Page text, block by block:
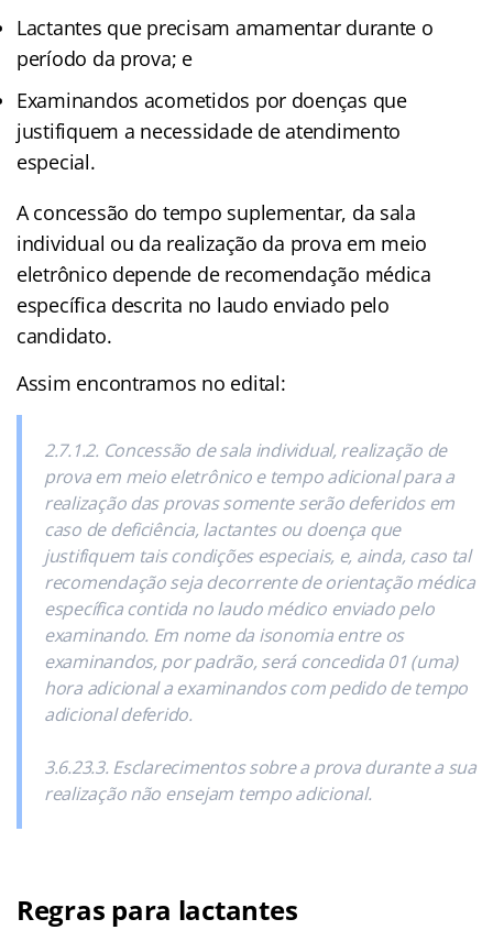
Lactantes que precisam amamentar durante o
período da prova; e
Examinandos acometidos por doenças que
justifiquem a necessidade de atendimento
especial.
A concessão do tempo suplementar, da sala
individual ou da realização da prova em meio
eletrônico depende de recomendação médica
específica descrita no laudo enviado pelo
candidato.
Assim encontramos no edital:
2.7.1.2. Concessão de sala individual, realização de
prova em meio eletrônico e tempo adicional para a
realização das provas somente serão deferidos em
caso de deficiência, lactantes ou doença que
justifiquem tais condições especiais, e, ainda, caso tal
recomendação seja decorrente de orientação médica
específica contida no laudo médico enviado pelo
examinando. Em nome da isonomia entre os
examinandos, por padrão, será concedida 01 (uma)
hora adicional a examinandos com pedido de tempo
adicional deferido.
3.6.23.3. Esclarecimentos sobre a prova durante a sua
realização não ensejam tempo adicional.
Regras para lactantes